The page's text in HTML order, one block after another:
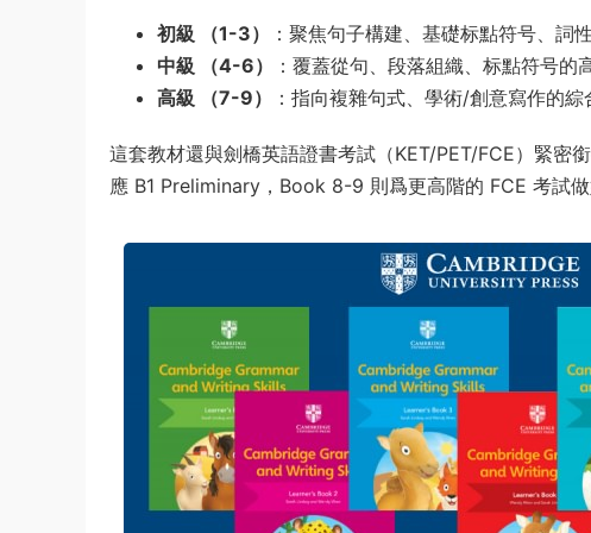
初級 （1-3）
：聚焦句子構建、基礎标點符号、詞
中級 （4-6）
：覆蓋從句、段落組織、标點符号的
高級 （7-9）
：指向複雜句式、學術/創意寫作的綜
這套教材還與劍橋英語證書考試（KET/PET/FCE）緊
應 B1 Preliminary，Book 8-9 則爲更高階的 FCE 考試做